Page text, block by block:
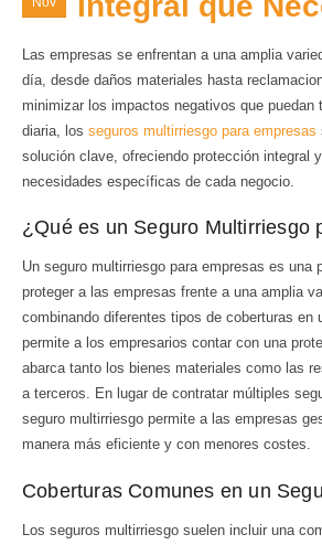
Las empresas se enfrentan a una amplia
día, desde daños materiales hasta
minimizar los impactos negativos que puedan
diaria, los seguros multirriesgo para empresas
solución clave, ofreciendo protección integral
necesidades específicas de cada negocio.
¿Qué es un Seguro Multirriesgo
Un seguro multirriesgo para empresas es una
proteger a las empresas frente a una amplia
combinando diferentes tipos de coberturas en
permite a los empresarios contar con una
abarca tanto los bienes materiales como las
a terceros. En lugar de contratar múltiples
seguro multirriesgo permite a las empresas
manera más eficiente y con menores costes.
Coberturas Comunes en un
Los seguros multirriesgo suelen incluir una